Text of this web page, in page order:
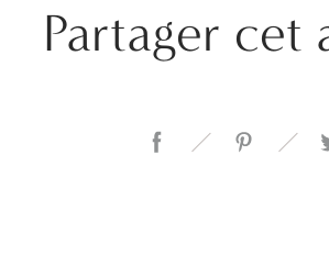
Partager cet